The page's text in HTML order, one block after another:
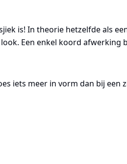
is! In theorie hetzelfde als
Een enkel koord afwerking
iets meer in vorm dan bij een